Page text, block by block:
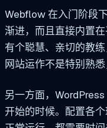
Webflow 在入门阶段
渐进，而且直接内置
有个聪慧、亲切的教
网站运作不是特别熟
另一方面，
开始的时候。配置各